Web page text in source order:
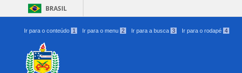
BRASIL
Ir para o conteúdo 1 Ir para o menu 2 Ir para a busca 3 Ir para o rodapé 4